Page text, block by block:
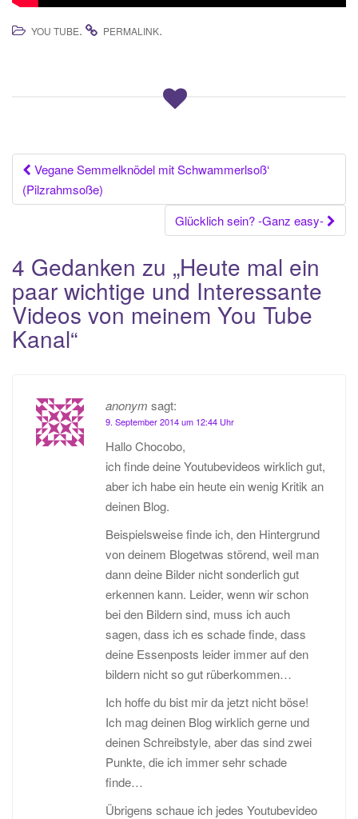
YOU TUBE. PERMALINK.
Beitrags-
Navigation
Vegane Semmelknödel mit Schwammerlsoß‘
(Pilzrahmsoße)
Glücklich sein? -Ganz easy-
4 Gedanken zu „Heute mal ein
paar wichtige und Interessante
Videos von meinem You Tube
Kanal“
anonym sagt:
9. September 2014 um 12:44 Uhr
Hallo Chocobo,
ich finde deine Youtubevideos wirklich gut,
aber ich habe ein heute ein wenig Kritik an
deinen Blog.
Beispielsweise finde ich, den Hintergrund
von deinem Blogetwas störend, weil man
dann deine Bilder nicht sonderlich gut
erkennen kann. Leider, wenn wir schon
bei den Bildern sind, muss ich auch
sagen, dass ich es schade finde, dass
deine Essenposts leider immer auf den
bildern nicht so gut rüberkommen…
Ich hoffe du bist mir da jetzt nicht böse!
Ich mag deinen Blog wirklich gerne und
deinen Schreibstyle, aber das sind zwei
Punkte, die ich immer sehr schade
finde…
Übrigens schaue ich jedes Youtubevideo